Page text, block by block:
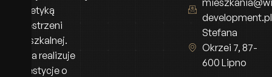
i estetyką
przestrzeni
mieszkalnej.
Firma realizuje
inwestycje o
development.pl
Stefana
Okrzei 7, 87-
600 Lipno